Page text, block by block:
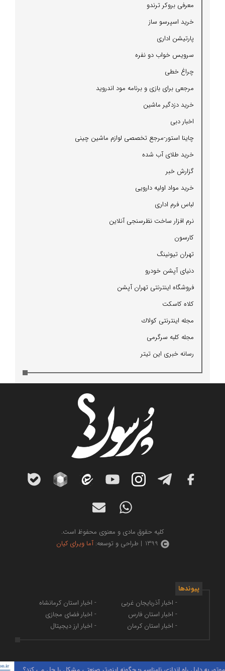
معرفی بروكر ترندو
خرید اسپرسو ساز
پارتیشن اداری
سرویس خواب دو نفره
چراغ خطی
مرجعی برای بازی و برنامه مود اندروید
خرید دزدگیر ماشین
اخبار دبی
چاینا استور-مرجع تخصصی لوازم ماشین چینی
خرید طلای آب شده
گزارش خبر
خرید مواد اولیه دارویی
لباس فرم اداری
نرم افزار ساخت نظرسنجی آنلاین
كارسون
تهران تیونینگ
دنیای آپشن خودرو
فروشگاه اینترنتی تهران آپشن
كلاه كاسكت
مجله اینترنتی كولاك
مجله كلبه سرگرمی
رسانه خبری این تیتر
کلیه حقوق مادی و معنوی محفوظ است.
1399 | طراحی و توسعه:
آما ویرای کیان
پیوندها
- اخبار آذربایجان غربی
- اخبار استان فارس
- اخبار استان کرمان
- اخبار استان کرمانشاه
- اخبار فضای مجازی
- اخبار ارز دیجیتال